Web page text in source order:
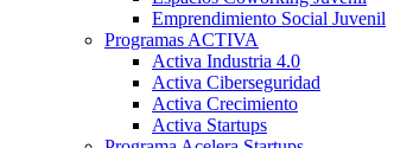
Emprendimiento Social Juvenil
Programas ACTIVA
Activa Industria 4.0
Activa Ciberseguridad
Activa Crecimiento
Activa Startups